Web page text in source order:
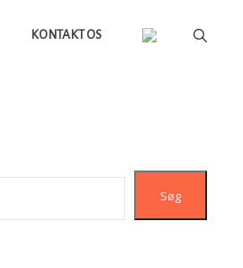
KONTAKT OS
Søg